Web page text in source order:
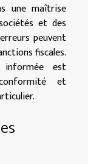
une maîtrise
et des
peuvent
fiscales.
est
et